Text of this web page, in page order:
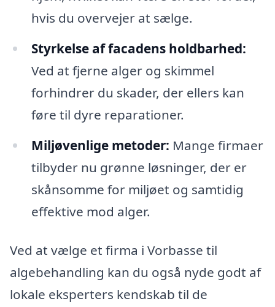
hvis du overvejer at sælge.
Styrkelse af facadens holdbarhed:
Ved at fjerne alger og skimmel
forhindrer du skader, der ellers kan
føre til dyre reparationer.
Miljøvenlige metoder: Mange firmaer
tilbyder nu grønne løsninger, der er
skånsomme for miljøet og samtidig
effektive mod alger.
Ved at vælge et firma i Vorbasse til
algebehandling kan du også nyde godt af
lokale eksperters kendskab til de